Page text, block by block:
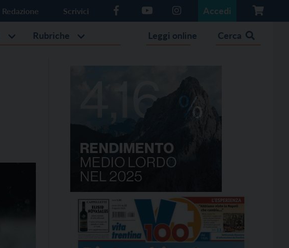
Redazione Scrivici Accedi
Rubriche Leggi online Cerca